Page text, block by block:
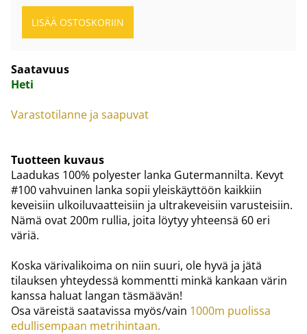
Saatavuus
Heti
Varastotilanne ja saapuvat
Tuotteen kuvaus
Laadukas 100% polyester lanka Gutermannilta. Kevyt
#100 vahvuinen lanka sopii yleiskäyttöön kaikkiin
keveisiin ulkoiluvaatteisiin ja ultrakeveisiin varusteisiin.
Nämä ovat 200m rullia, joita löytyy yhteensä 60 eri
väriä.
Koska värivalikoima on niin suuri, ole hyvä ja jätä
tilauksen yhteydessä kommentti minkä kankaan värin
kanssa haluat langan täsmäävän!
Osa väreistä saatavissa myös/vain 1000m puolissa
edullisempaan metrihintaan.